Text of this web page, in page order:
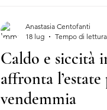
Caldo e siccità
affronta
vendemmia
Anastasia Centofanti
18 lug
Tempo di